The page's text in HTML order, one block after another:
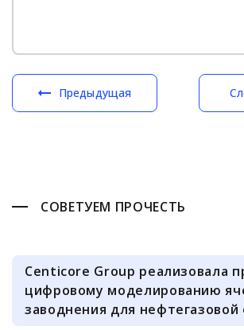
Предыдущая
СОВЕТУЕМ ПРОЧЕСТЬ
Centicore Group реализовала
цифровому моделированию
заводнения для нефтегазовой